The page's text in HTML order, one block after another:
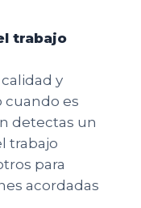
trabajo
y
cuando es
detectas un
trabajo
para
acordadas